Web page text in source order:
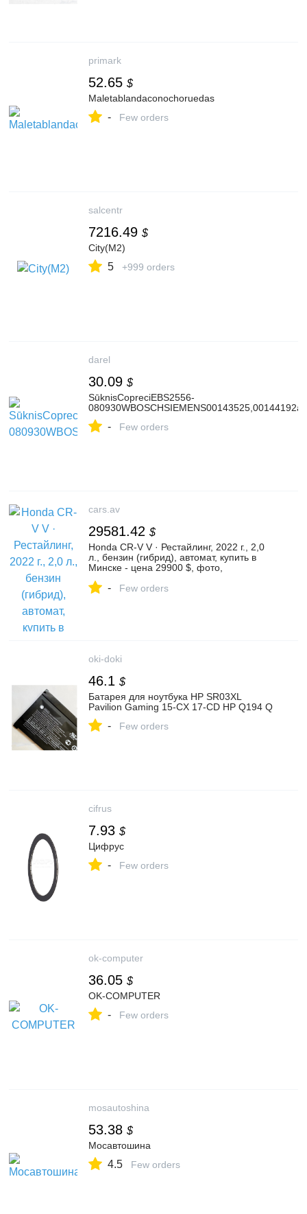
primark
52.65 $
Maletablandaconochoruedas
- Few orders
salcentr
7216.49 $
City(M2)
5 +999 orders
darel
30.09 $
SūknisCopreciEBS2556-
- Few orders
cars.av
29581.42 $
Honda CR-V V · Рестайлинг, 2022 г., 2,0
л., бензин (гибрид), автомат, купить в
Минске - цена 29900 $, фото,
продаже автомобилей. | №131241383
- Few orders
oki-doki
46.1 $
Батарея для ноутбука HP SR03XL
Pavilion Gaming 15-CX 17-CD HP Q194 Q
- Few orders
cifrus
7.93 $
Цифрус
- Few orders
ok-computer
36.05 $
OK-COMPUTER
- Few orders
mosautoshina
53.38 $
Мосавтошина
4.5 Few orders